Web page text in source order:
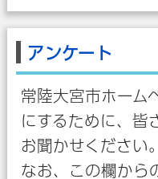
アンケート
常陸大宮市ホーム
にするために、皆
お聞かせください。
なお、この欄から